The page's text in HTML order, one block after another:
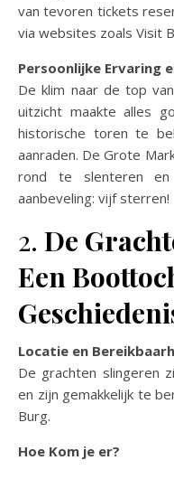
van tevoren tickets
via websites zoals Visit
Persoonlijke Ervaring
De klim naar de top
uitzicht maakte alles
historische toren te
aanraden. De Grote
rond te slenteren
aanbeveling: vijf sterren!
2. De
Een
Locatie en
De grachten slingeren
en zijn gemakkelijk te
Burg.
Hoe Kom je er?